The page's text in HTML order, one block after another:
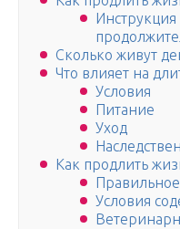
Сколько живут
Что влияет на
Условия
Питание
Уход
Как продлить
Условия